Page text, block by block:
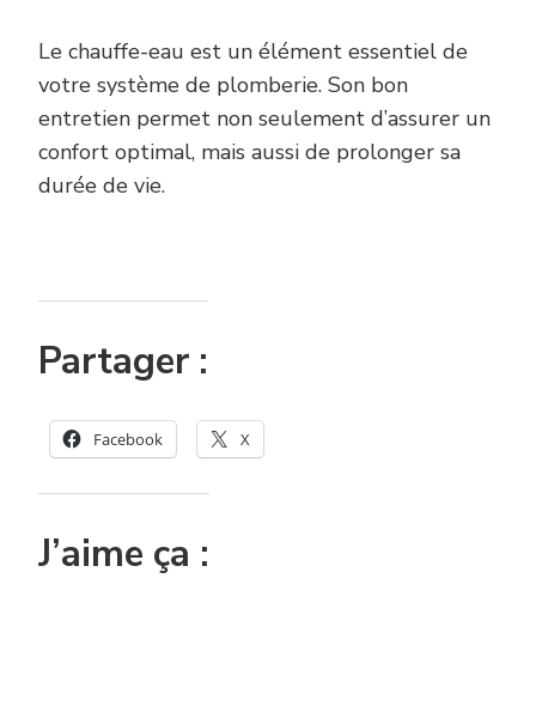
Le chauffe-eau est un élément essentiel de
votre système de plomberie. Son bon
entretien permet non seulement d’assurer un
confort optimal, mais aussi de prolonger sa
durée de vie.
Partager :
Facebook X
J’aime ça :